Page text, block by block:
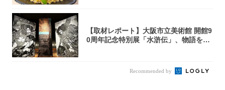
【取材レポート】大阪市立美術館 開館9
0周年記念特別展「水滸伝」、物語を知
Recommended by